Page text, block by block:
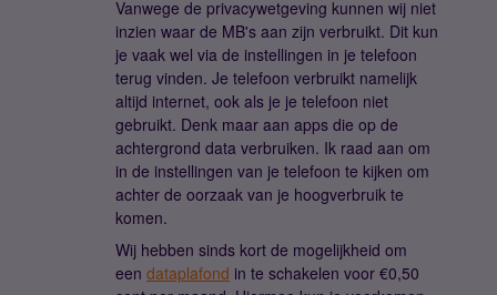
Vanwege de privacywetgeving kunnen wij niet
inzien waar de MB's aan zijn verbruikt. Dit kun
je vaak wel via de instellingen in je telefoon
terug vinden. Je telefoon verbruikt namelijk
altijd internet, ook als je je telefoon niet
gebruikt. Denk maar aan apps die op de
achtergrond data verbruiken. Ik raad aan om
in de instellingen van je telefoon te kijken om
achter de oorzaak van je hoogverbruik te
komen.
Wij hebben sinds kort de mogelijkheid om
een dataplafond in te schakelen voor €0,50